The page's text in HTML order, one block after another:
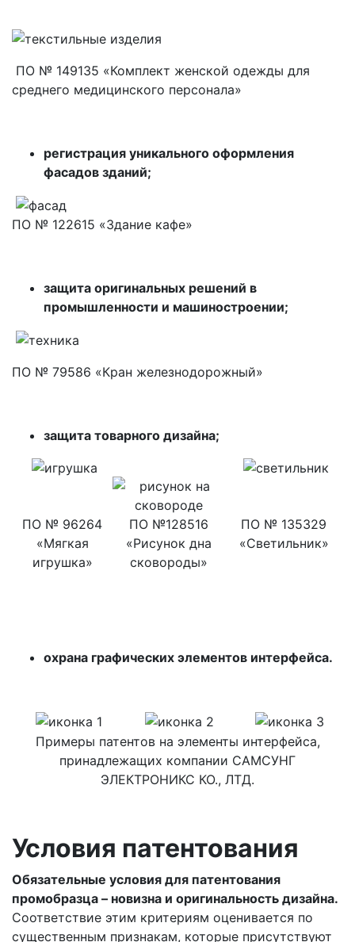
ПО № 149135 «Комплект женской одежды для
среднего медицинского персонала»
регистрация уникального оформления
фасадов зданий;
ПО № 122615 «Здание кафе»
защита оригинальных решений в
промышленности и машиностроении;
ПО № 79586 «Кран железнодорожный»
защита товарного дизайна;
ПО № 96264
«Мягкая
игрушка»
ПО №128516
«Рисунок дна
сковороды»
ПО № 135329
«Светильник»
охрана графических элементов интерфейса.
Примеры патентов на элементы интерфейса,
принадлежащих компании САМСУНГ
ЭЛЕКТРОНИКС КО., ЛТД.
Условия патентования
Обязательные условия для патентования
промобразца – новизна и оригинальность дизайна.
Соответствие этим критериям оценивается по
существенным признакам, которые присутствуют